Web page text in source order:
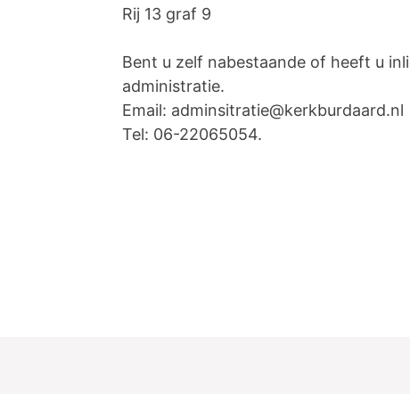
Rij 13 graf 9
Bent u zelf nabestaande of heeft u
administratie.
Email: adminsitratie@kerkburdaard.nl
Tel: 06-22065054.